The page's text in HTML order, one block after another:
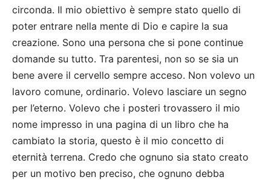
circonda. Il mio obiettivo è sempre stato quello di
poter entrare nella mente di Dio e capire la sua
creazione. Sono una persona che si pone continue
domande su tutto. Tra parentesi, non so se sia un
bene avere il cervello sempre acceso. Non volevo un
lavoro comune, ordinario. Volevo lasciare un segno
per l’eterno. Volevo che i posteri trovassero il mio
nome impresso in una pagina di un libro che ha
cambiato la storia, questo è il mio concetto di
eternità terrena. Credo che ognuno sia stato creato
per un motivo ben preciso, che ognuno debba